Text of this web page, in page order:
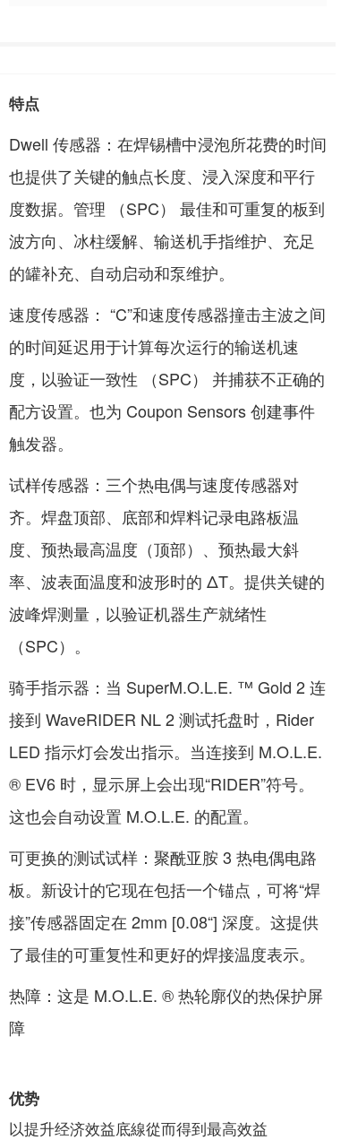
特点
Dwell 传感器：在焊锡槽中浸泡所花费的时间
也提供了关键的触点长度、浸入深度和平行
度数据。管理 （SPC） 最佳和可重复的板到
波方向、冰柱缓解、输送机手指维护、充足
的罐补充、自动启动和泵维护。
速度传感器： “C”和速度传感器撞击主波之间
的时间延迟用于计算每次运行的输送机速
度，以验证一致性 （SPC） 并捕获不正确的
配方设置。也为 Coupon Sensors 创建事件
触发器。
试样传感器：三个热电偶与速度传感器对
齐。焊盘顶部、底部和焊料记录电路板温
度、预热最高温度（顶部）、预热最大斜
率、波表面温度和波形时的 ΔT。提供关键的
波峰焊测量，以验证机器生产就绪性
（SPC）。
骑手指示器：当 SuperM.O.L.E. ™ Gold 2 连
接到 WaveRIDER NL 2 测试托盘时，Rider
LED 指示灯会发出指示。当连接到 M.O.L.E.
® EV6 时，显示屏上会出现“RIDER”符号。
这也会自动设置 M.O.L.E. 的配置。
可更换的测试试样：聚酰亚胺 3 热电偶电路
板。新设计的它现在包括一个锚点，可将“焊
接”传感器固定在 2mm [0.08“] 深度。这提供
了最佳的可重复性和更好的焊接温度表示。
热障：这是 M.O.L.E. ® 热轮廓仪的热保护屏
障
优势
以提升经济效益底線從而得到最高效益